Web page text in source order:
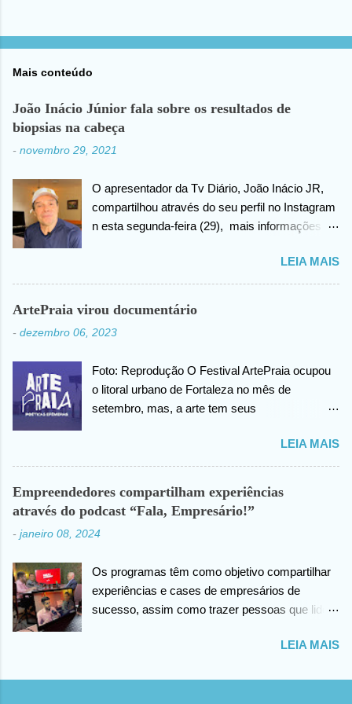
Mais conteúdo
João Inácio Júnior fala sobre os resultados de
biopsias na cabeça
- novembro 29, 2021
O apresentador da Tv Diário, João Inácio JR,
compartilhou através do seu perfil no Instagram
n esta segunda-feira (29), mais informações
cabeça há alguns dias atrás. João confirma que
os resultados foram negativos para câncer de
cabeça, posteriormente ele agradece ao criador
outro momento no vídeo compartilhado na
da sua saúde.
LEIA MAIS
ArtePraia virou documentário
- dezembro 06, 2023
Foto: Reprodução O Festival ArtePraia ocupou
o litoral urbano de Fortaleza no mês de
setembro, mas, a arte tem seus
Nesta quinta-feira (07), o festival vai lançar o
mini documentário “ArtePraia: Poéticas
Efêmeras” - mostrando um pouco da energia
que moveu o Festival, que este ano propôs
nove intervenções artísticas. Durante 3 dias, os
trabalhos extraíram do público os mais
questionamentos, memórias afetivas e novas
visões de como se fazer e vivenciar a arte.
“Estamos muito felizes com o resultado. E uma
através do audiovisual, os registros das
LEIA MAIS
Empreendedores compartilham experiências
através do podcast “Fala, Empresário!”
- janeiro 08, 2024
Os programas têm como objetivo compartilhar
experiências e cases de empresários de
sucesso, assim como trazer pessoas que lidem
Reprodução Os podcasts têm se destacado
LEIA MAIS